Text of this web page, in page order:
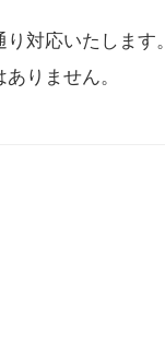
対応いたします。
りません。